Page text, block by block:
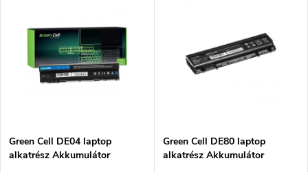
m
e
ABC szerint
é
Green Cell DE04 laptop
alkatrész Akkumulátor
Green Cell DE80 laptop
alkatrész Akkumulátor